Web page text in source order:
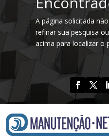
A página solicitada
refinar sua pesquisa
acima para localizar o